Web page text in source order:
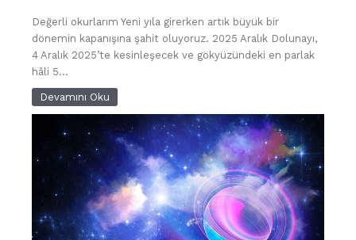
Değerli okurlarım Yeni yıla girerken artık büyük bir
dönemin kapanışına şahit oluyoruz. 2025 Aralık Dolunayı,
4 Aralık 2025’te kesinleşecek ve gökyüzündeki en parlak
hâli 5...
Devamını Oku